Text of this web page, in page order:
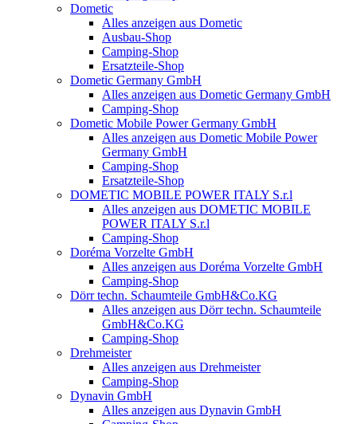
Dometic
Alles anzeigen aus Dometic
Ausbau-Shop
Camping-Shop
Ersatzteile-Shop
Dometic Germany GmbH
Alles anzeigen aus Dometic Germany GmbH
Camping-Shop
Dometic Mobile Power Germany GmbH
Alles anzeigen aus Dometic Mobile Power
Germany GmbH
Camping-Shop
Ersatzteile-Shop
DOMETIC MOBILE POWER ITALY S.r.l
Alles anzeigen aus DOMETIC MOBILE
POWER ITALY S.r.l
Camping-Shop
Doréma Vorzelte GmbH
Alles anzeigen aus Doréma Vorzelte GmbH
Camping-Shop
Dörr techn. Schaumteile GmbH&Co.KG
Alles anzeigen aus Dörr techn. Schaumteile
GmbH&Co.KG
Camping-Shop
Drehmeister
Alles anzeigen aus Drehmeister
Camping-Shop
Dynavin GmbH
Alles anzeigen aus Dynavin GmbH